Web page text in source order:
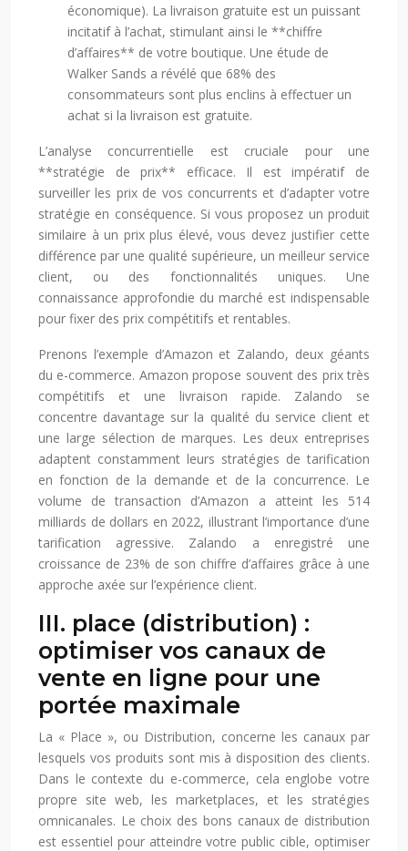
économique). La livraison gratuite est un puissant
incitatif à l’achat, stimulant ainsi le **chiffre
d’affaires** de votre boutique. Une étude de
Walker Sands a révélé que 68% des
consommateurs sont plus enclins à effectuer un
achat si la livraison est gratuite.
L’analyse concurrentielle est cruciale pour une
**stratégie de prix** efficace. Il est impératif de
surveiller les prix de vos concurrents et d’adapter votre
stratégie en conséquence. Si vous proposez un produit
similaire à un prix plus élevé, vous devez justifier cette
différence par une qualité supérieure, un meilleur service
client, ou des fonctionnalités uniques. Une
connaissance approfondie du marché est indispensable
pour fixer des prix compétitifs et rentables.
Prenons l’exemple d’Amazon et Zalando, deux géants
du e-commerce. Amazon propose souvent des prix très
compétitifs et une livraison rapide. Zalando se
concentre davantage sur la qualité du service client et
une large sélection de marques. Les deux entreprises
adaptent constamment leurs stratégies de tarification
en fonction de la demande et de la concurrence. Le
volume de transaction d’Amazon a atteint les 514
milliards de dollars en 2022, illustrant l’importance d’une
tarification agressive. Zalando a enregistré une
croissance de 23% de son chiffre d’affaires grâce à une
approche axée sur l’expérience client.
III. place (distribution) :
optimiser vos canaux de
vente en ligne pour une
portée maximale
La « Place », ou Distribution, concerne les canaux par
lesquels vos produits sont mis à disposition des clients.
Dans le contexte du e-commerce, cela englobe votre
propre site web, les marketplaces, et les stratégies
omnicanales. Le choix des bons canaux de distribution
est essentiel pour atteindre votre public cible, optimiser